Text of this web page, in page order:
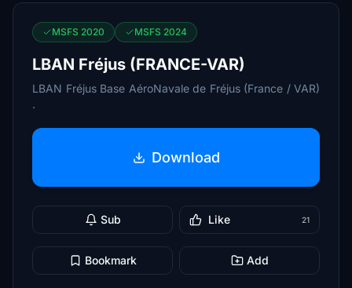
MSFS 2020 MSFS 2024
LBAN Fréjus (FRANCE-VAR)
LBAN Fréjus Base AéroNavale de Fréjus (France / VAR)
.
Download
Sub Like 21
Bookmark Add